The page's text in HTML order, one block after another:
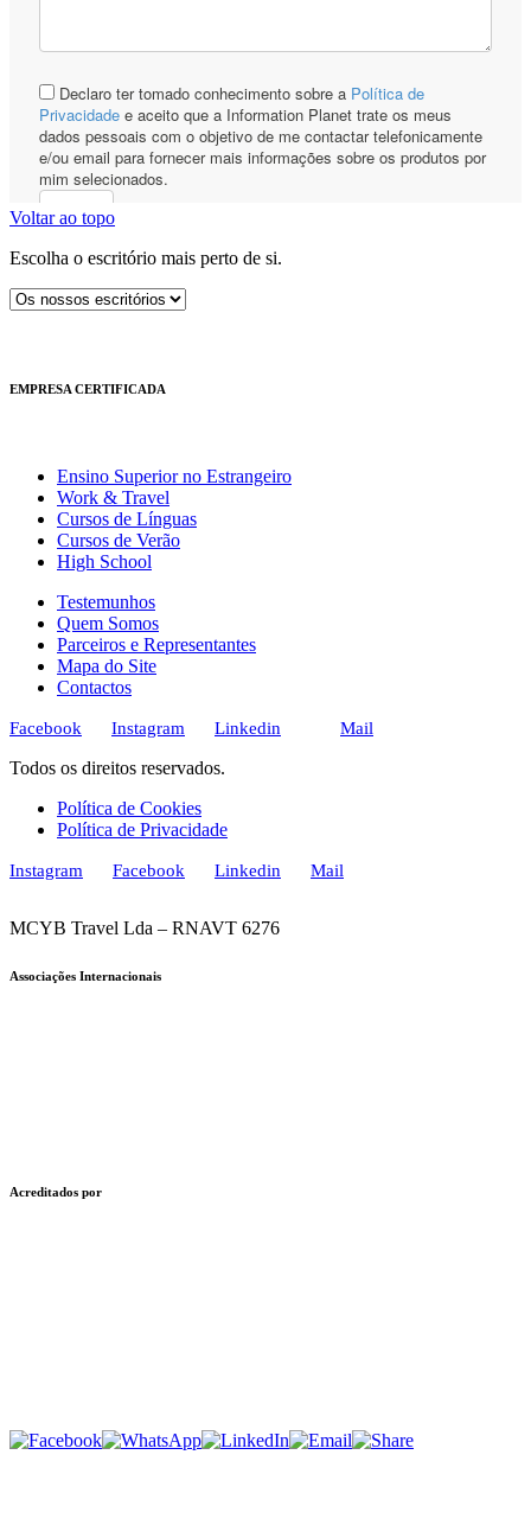
Voltar ao topo
Escolha o escritório mais perto de si.
EMPRESA CERTIFICADA
Ensino Superior no Estrangeiro
Work & Travel
Cursos de Línguas
Cursos de Verão
High School
Testemunhos
Quem Somos
Parceiros e Representantes
Mapa do Site
Contactos
Facebook Instagram Linkedin Mail
Todos os direitos reservados.
Política de Cookies
Política de Privacidade
Instagram Facebook Linkedin Mail
MCYB Travel Lda – RNAVT 6276
Associações Internacionais
Acreditados por